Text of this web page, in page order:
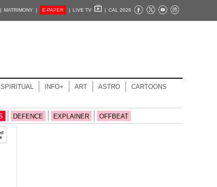
MATRIMONY | E-PAPER | LIVE TV | CAL 2026
SPIRITUAL INFO+ ART ASTRO CARTOONS
DEFENCE EXPLAINER OFFBEAT